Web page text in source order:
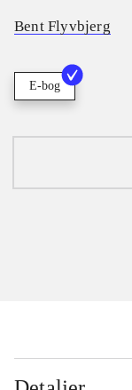
Bent Flyvbjerg
E-bog